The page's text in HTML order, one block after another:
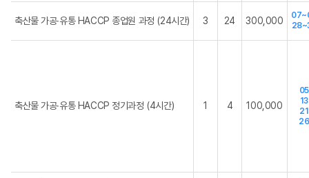
축산물 가공∙유통 HACCP 종업원 과정 (24시간) 3 24 300,000
축산물 가공∙유통 HACCP 정기과정 (4시간) 1 4 100,000
05
13
21
26